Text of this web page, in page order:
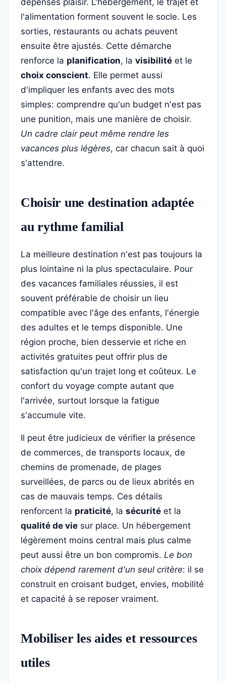
l'alimentation forment souvent le socle. Les
sorties, restaurants ou achats peuvent
ensuite être ajustés. Cette démarche
renforce la planification, la visibilité et le
choix conscient. Elle permet aussi
d'impliquer les enfants avec des mots
simples: comprendre qu'un budget n'est pas
une punition, mais une manière de choisir.
Un cadre clair peut même rendre les
vacances plus légères, car chacun sait à quoi
s'attendre.
Choisir une destination adaptée
au rythme familial
La meilleure destination n'est pas toujours la
plus lointaine ni la plus spectaculaire. Pour
des vacances familiales réussies, il est
souvent préférable de choisir un lieu
compatible avec l'âge des enfants, l'énergie
des adultes et le temps disponible. Une
région proche, bien desservie et riche en
activités gratuites peut offrir plus de
satisfaction qu'un trajet long et coûteux. Le
confort du voyage compte autant que
l'arrivée, surtout lorsque la fatigue
s'accumule vite.
Il peut être judicieux de vérifier la présence
de commerces, de transports locaux, de
chemins de promenade, de plages
surveillées, de parcs ou de lieux abrités en
cas de mauvais temps. Ces détails
renforcent la praticité, la sécurité et la
qualité de vie sur place. Un hébergement
légèrement moins central mais plus calme
peut aussi être un bon compromis. Le bon
choix dépend rarement d'un seul critère: il se
construit en croisant budget, envies, mobilité
et capacité à se reposer vraiment.
Mobiliser les aides et ressources
utiles